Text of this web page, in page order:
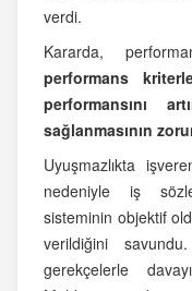
verdi.
Kararda,
performans
performansını
sağlanmasının
Uyuşmazlıkta
nedeniyle iş
sisteminin objektif
verildiğini
gerekçelerle